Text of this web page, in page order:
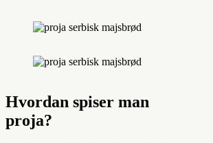
Hvordan spiser man
proja?